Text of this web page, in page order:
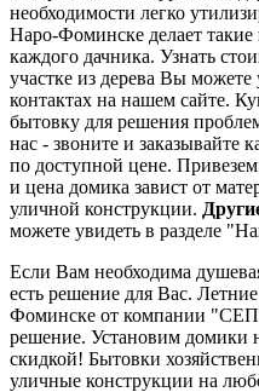
необходимости легко
Наро-Фоминске делает
каждого дачника. Узнать
участке из дерева Вы
контактах на нашем сайте.
бытовку для решения
нас - звоните и заказывайте
по доступной цене.
и цена домика завист от
уличной конструкции.
можете увидеть в разделе
Если Вам необходима
есть решение для Вас.
Фоминске от компании
решение. Установим домики
скидкой! Бытовки
уличные конструкции на